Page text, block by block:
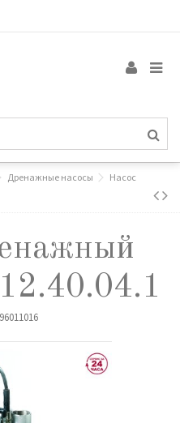
Дренажные насосы
Насос
96011016